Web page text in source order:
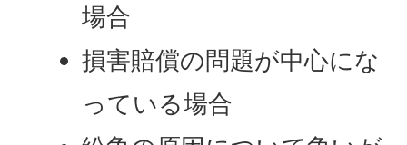
場合
損害賠償の問題が中心にな
っている場合